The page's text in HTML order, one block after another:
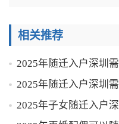
相关推荐
2025年随迁入户深圳
2025年随迁入户深圳
2025年子女随迁入户